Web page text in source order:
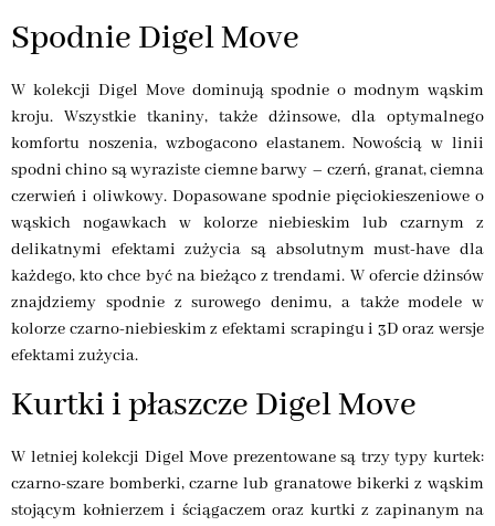
Spodnie Digel Move
W kolekcji Digel Move dominują spodnie o modnym wąskim
kroju. Wszystkie tkaniny, także dżinsowe, dla optymalnego
komfortu noszenia, wzbogacono elastanem. Nowością w linii
spodni chino są wyraziste ciemne barwy – czerń, granat, ciemna
czerwień i oliwkowy. Dopasowane spodnie pięciokieszeniowe o
wąskich nogawkach w kolorze niebieskim lub czarnym z
delikatnymi efektami zużycia są absolutnym must-have dla
każdego, kto chce być na bieżąco z trendami. W ofercie dżinsów
znajdziemy spodnie z surowego denimu, a także modele w
kolorze czarno-niebieskim z efektami scrapingu i 3D oraz wersje
efektami zużycia.
Kurtki i płaszcze Digel Move
W letniej kolekcji Digel Move prezentowane są trzy typy kurtek:
czarno-szare bomberki, czarne lub granatowe bikerki z wąskim
stojącym kołnierzem i ściągaczem oraz kurtki z zapinanym na